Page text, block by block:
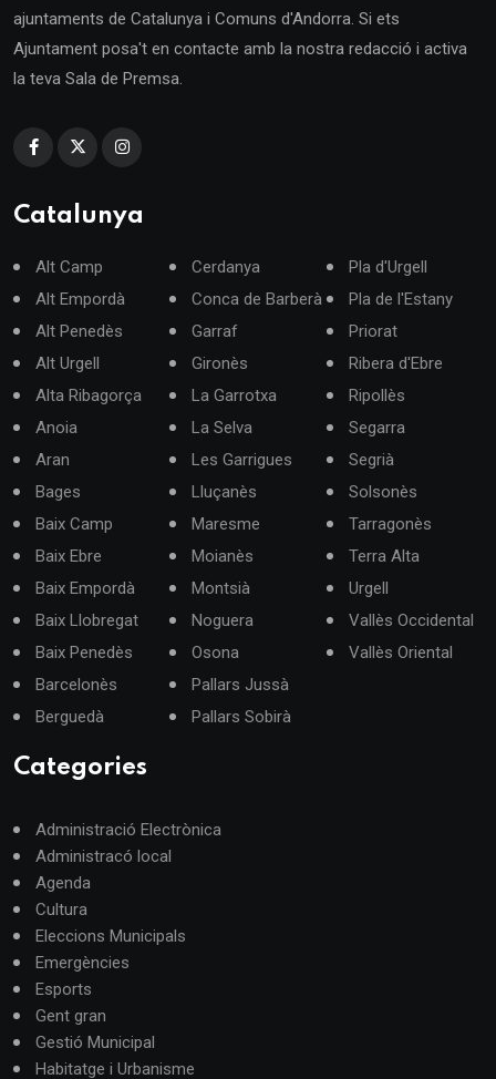
ajuntaments de Catalunya i Comuns d'Andorra. Si ets
Ajuntament posa't en contacte amb la nostra redacció i activa
la teva Sala de Premsa.
Catalunya
Alt Camp
Alt Empordà
Alt Penedès
Alt Urgell
Alta Ribagorça
Anoia
Aran
Bages
Baix Camp
Baix Ebre
Baix Empordà
Baix Llobregat
Baix Penedès
Barcelonès
Berguedà
Cerdanya
Conca de Barberà
Garraf
Gironès
La Garrotxa
La Selva
Les Garrigues
Lluçanès
Maresme
Moianès
Montsià
Noguera
Osona
Pallars Jussà
Pallars Sobirà
Pla d'Urgell
Pla de l'Estany
Priorat
Ribera d'Ebre
Ripollès
Segarra
Segrià
Solsonès
Tarragonès
Terra Alta
Urgell
Vallès Occidental
Vallès Oriental
Categories
Administració Electrònica
Administracó local
Agenda
Cultura
Eleccions Municipals
Emergències
Esports
Gent gran
Gestió Municipal
Habitatge i Urbanisme